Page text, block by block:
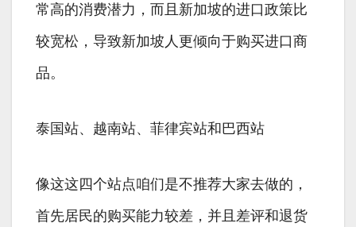
常高的消费潜力，而且新加坡的进口政策比
较宽松，导致新加坡人更倾向于购买进口商
品。
泰国站、越南站、菲律宾站和巴西站
像这这四个站点咱们是不推荐大家去做的，
首先居民的购买能力较差，并且差评和退货